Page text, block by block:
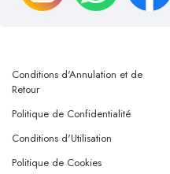
Conditions d'Annulation et de
Retour
Politique de Confidentialité
Conditions d'Utilisation
Politique de Cookies